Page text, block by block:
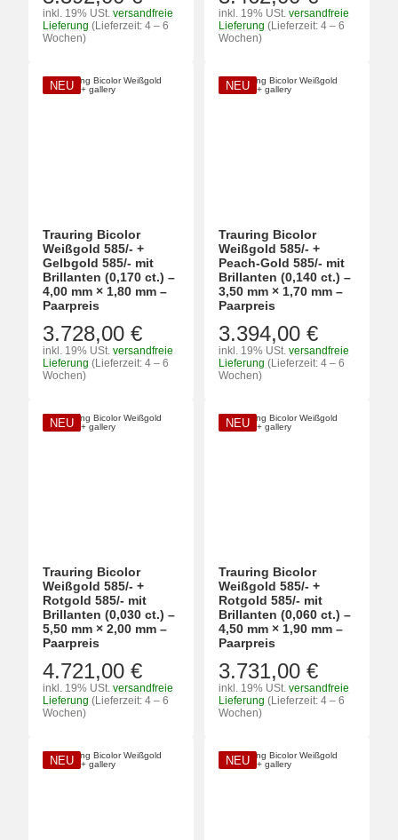
inkl. 19% USt. versandfreie
Lieferung (Lieferzeit: 4 – 6
Wochen)
inkl. 19% USt. versandfreie
Lieferung (Lieferzeit: 4 – 6
Wochen)
NEU
Trauring Bicolor
Weißgold 585/- +
Gelbgold 585/- mit
Brillanten (0,170 ct.) –
4,00 mm × 1,80 mm –
Paarpreis
3.728,00 €
inkl. 19% USt. versandfreie
Lieferung (Lieferzeit: 4 – 6
Wochen)
NEU
Trauring Bicolor
Weißgold 585/- +
Peach-Gold 585/- mit
Brillanten (0,140 ct.) –
3,50 mm × 1,70 mm –
Paarpreis
3.394,00 €
inkl. 19% USt. versandfreie
Lieferung (Lieferzeit: 4 – 6
Wochen)
NEU
Trauring Bicolor
Weißgold 585/- +
Rotgold 585/- mit
Brillanten (0,030 ct.) –
5,50 mm × 2,00 mm –
Paarpreis
4.721,00 €
inkl. 19% USt. versandfreie
Lieferung (Lieferzeit: 4 – 6
Wochen)
NEU
Trauring Bicolor
Weißgold 585/- +
Rotgold 585/- mit
Brillanten (0,060 ct.) –
4,50 mm × 1,90 mm –
Paarpreis
3.731,00 €
inkl. 19% USt. versandfreie
Lieferung (Lieferzeit: 4 – 6
Wochen)
NEU NEU